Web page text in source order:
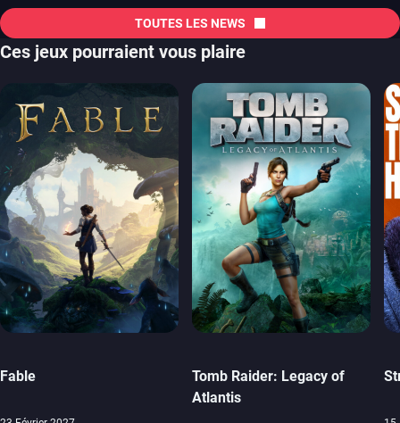
TOUTES LES NEWS
Ces jeux pourraient vous plaire
Fable
Tomb Raider: Legacy of
Atlantis